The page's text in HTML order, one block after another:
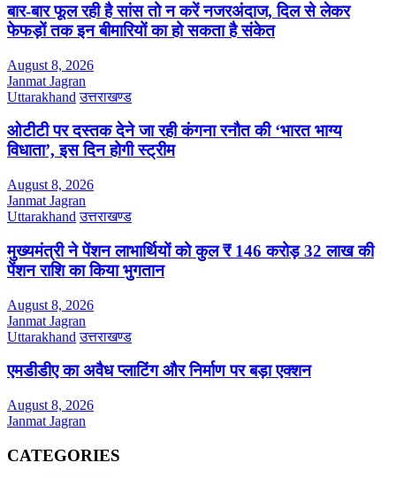
बार-बार फूल रही है सांस तो न करें नजरअंदाज, दिल से लेकर
फेफड़ों तक इन बीमारियों का हो सकता है संकेत
August 8, 2026
Janmat Jagran
Uttarakhand उत्तराखण्ड
ओटीटी पर दस्तक देने जा रही कंगना रनौत की ‘भारत भाग्य
विधाता’, इस दिन होगी स्ट्रीम
August 8, 2026
Janmat Jagran
Uttarakhand उत्तराखण्ड
मुख्यमंत्री ने पेंशन लाभार्थियों को कुल ₹ 146 करोड़ 32 लाख की
पेंशन राशि का किया भुगतान
August 8, 2026
Janmat Jagran
Uttarakhand उत्तराखण्ड
एमडीडीए का अवैध प्लाटिंग और निर्माण पर बड़ा एक्शन
August 8, 2026
Janmat Jagran
CATEGORIES